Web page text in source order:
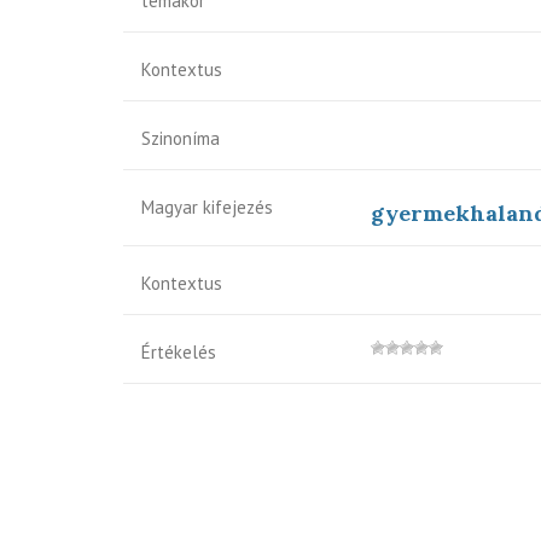
Kontextus
Szinoníma
Magyar kifejezés
Kontextus
Értékelés